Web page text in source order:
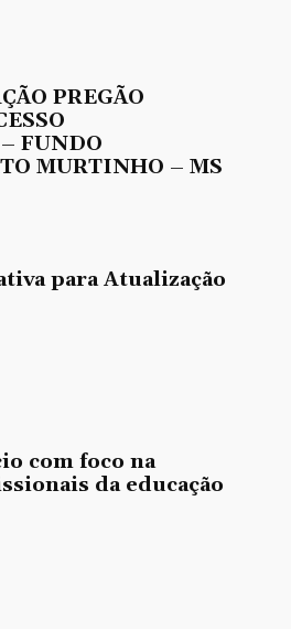
PREGÃO
FUNDO
MURTINHO – MS
para Atualização
com foco na
da educação